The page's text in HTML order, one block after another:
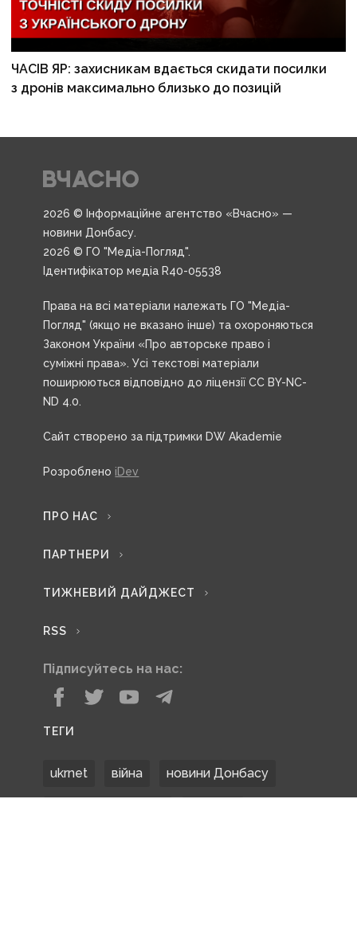
ЧАСІВ ЯР: захисникам вдається скидати посилки
з дронів максимально близько до позицій
2026 © Інформаційне агентство «Вчасно» —
новини Донбасу.
2026 © ГО "Медіа-Погляд".
Ідентифікатор медіа R40-05538
Права на всі матеріали належать ГО "Медіа-
Погляд" (якщо не вказано інше) та охороняються
Законом України «Про авторське право і
суміжні права». Усі текстові матеріали
поширюються відповідно до ліцензії CC BY-NC-
ND 4.0.
Сайт створено за підтримки DW Akademie
Розроблено iDev
ПРО НАС
ПАРТНЕРИ
ТИЖНЕВИЙ ДАЙДЖЕСТ
RSS
Підписуйтесь на нас:
ТЕГИ
ukrnet війна новини Донбасу